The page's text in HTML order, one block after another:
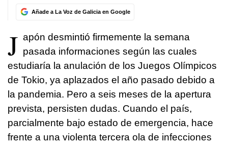
Añade a La Voz de Galicia en Google
J apón desmintió firmemente la semana
pasada informaciones según las cuales
estudiaría la anulación de los Juegos Olímpicos
de Tokio, ya aplazados el año pasado debido a
la pandemia. Pero a seis meses de la apertura
prevista, persisten dudas. Cuando el país,
parcialmente bajo estado de emergencia, hace
frente a una violenta tercera ola de infecciones